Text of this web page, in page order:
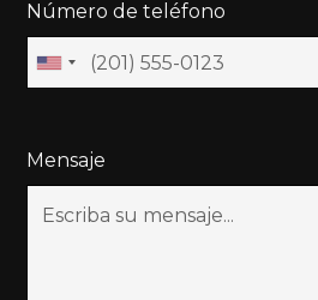
Número de teléfono
Mensaje